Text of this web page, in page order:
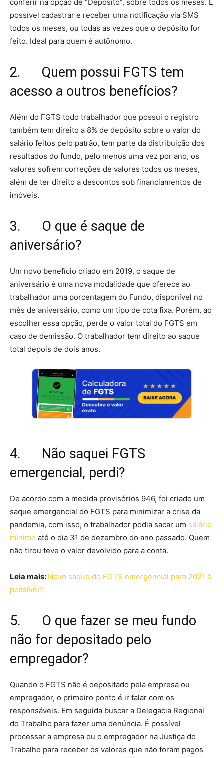
conferir na opção de “Depósito”, sobre todos os meses. É
possível cadastrar e receber uma notificação via SMS
todos os meses, ou todas as vezes que o depósito for
feito. Ideal para quem é autônomo.
2. Quem possui FGTS tem
acesso a outros benefícios?
Além do FGTS todo trabalhador que possui o registro
também tem direito a 8% de depósito sobre o valor do
salário feitos pelo patrão, tem parte da distribuição dos
resultados do fundo, pelo menos uma vez por ano, os
valores sofrem correções de valores todos os meses,
além de ter direito a descontos sob financiamentos de
imóveis.
3. O que é saque de
aniversário?
Um novo benefício criado em 2019, o saque de
aniversário é uma nova modalidade que oferece ao
trabalhador uma porcentagem do Fundo, disponível no
mês de aniversário, como um tipo de cota fixa. Porém, ao
escolher essa opção, perde o valor total do FGTS em
caso de demissão. O trabalhador tem direito ao saque
total depois de dois anos.
4. Não saquei FGTS
emergencial, perdi?
De acordo com a medida provisórios 946, foi criado um
saque emergencial do FGTS para minimizar a crise da
pandemia, com isso, o trabalhador podia sacar um salário
mínimo até o dia 31 de dezembro do ano passado. Quem
não tirou teve o valor devolvido para a conta.
Leia mais: Novo saque do FGTS emergencial para 2021 é
possível?
5. O que fazer se meu fundo
não for depositado pelo
empregador?
Quando o FGTS não é depositado pela empresa ou
empregador, o primeiro ponto é ir falar com os
responsáveis. Em seguida buscar a Delegacia Regional
do Trabalho para fazer uma denúncia. É possível
processar a empresa ou o empregador na Justiça do
Trabalho para receber os valores que não foram pagos